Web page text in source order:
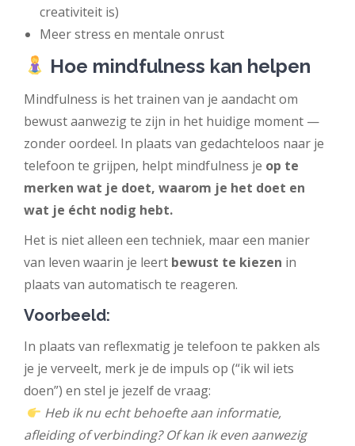
creativiteit is)
Meer stress en mentale onrust
Hoe mindfulness kan helpen
Mindfulness is het trainen van je aandacht om
bewust aanwezig te zijn in het huidige moment —
zonder oordeel. In plaats van gedachteloos naar je
telefoon te grijpen, helpt mindfulness je op te
merken wat je doet, waarom je het doet en
wat je écht nodig hebt.
Het is niet alleen een techniek, maar een manier
van leven waarin je leert bewust te kiezen in
plaats van automatisch te reageren.
Voorbeeld:
In plaats van reflexmatig je telefoon te pakken als
je je verveelt, merk je de impuls op (“ik wil iets
doen”) en stel je jezelf de vraag:
Heb ik nu echt behoefte aan informatie,
afleiding of verbinding? Of kan ik even aanwezig